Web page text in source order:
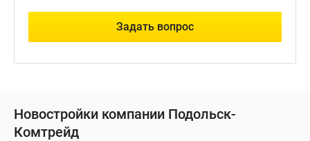
Задать вопрос
Новостройки компании Подольск-
Комтрейд